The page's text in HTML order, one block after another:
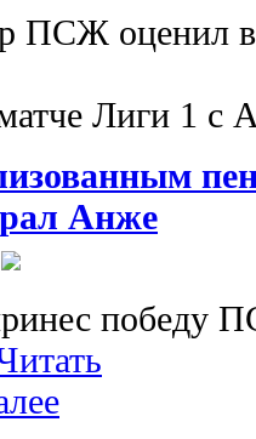
ПСЖ оценил
Лиги 1 с
Анже
победу